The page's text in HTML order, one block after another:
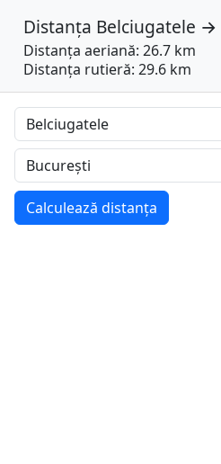
Distanța Belciugatele →
Distanța aeriană: 26.7 km
Distanța rutieră: 29.6 km
Calculează distanța